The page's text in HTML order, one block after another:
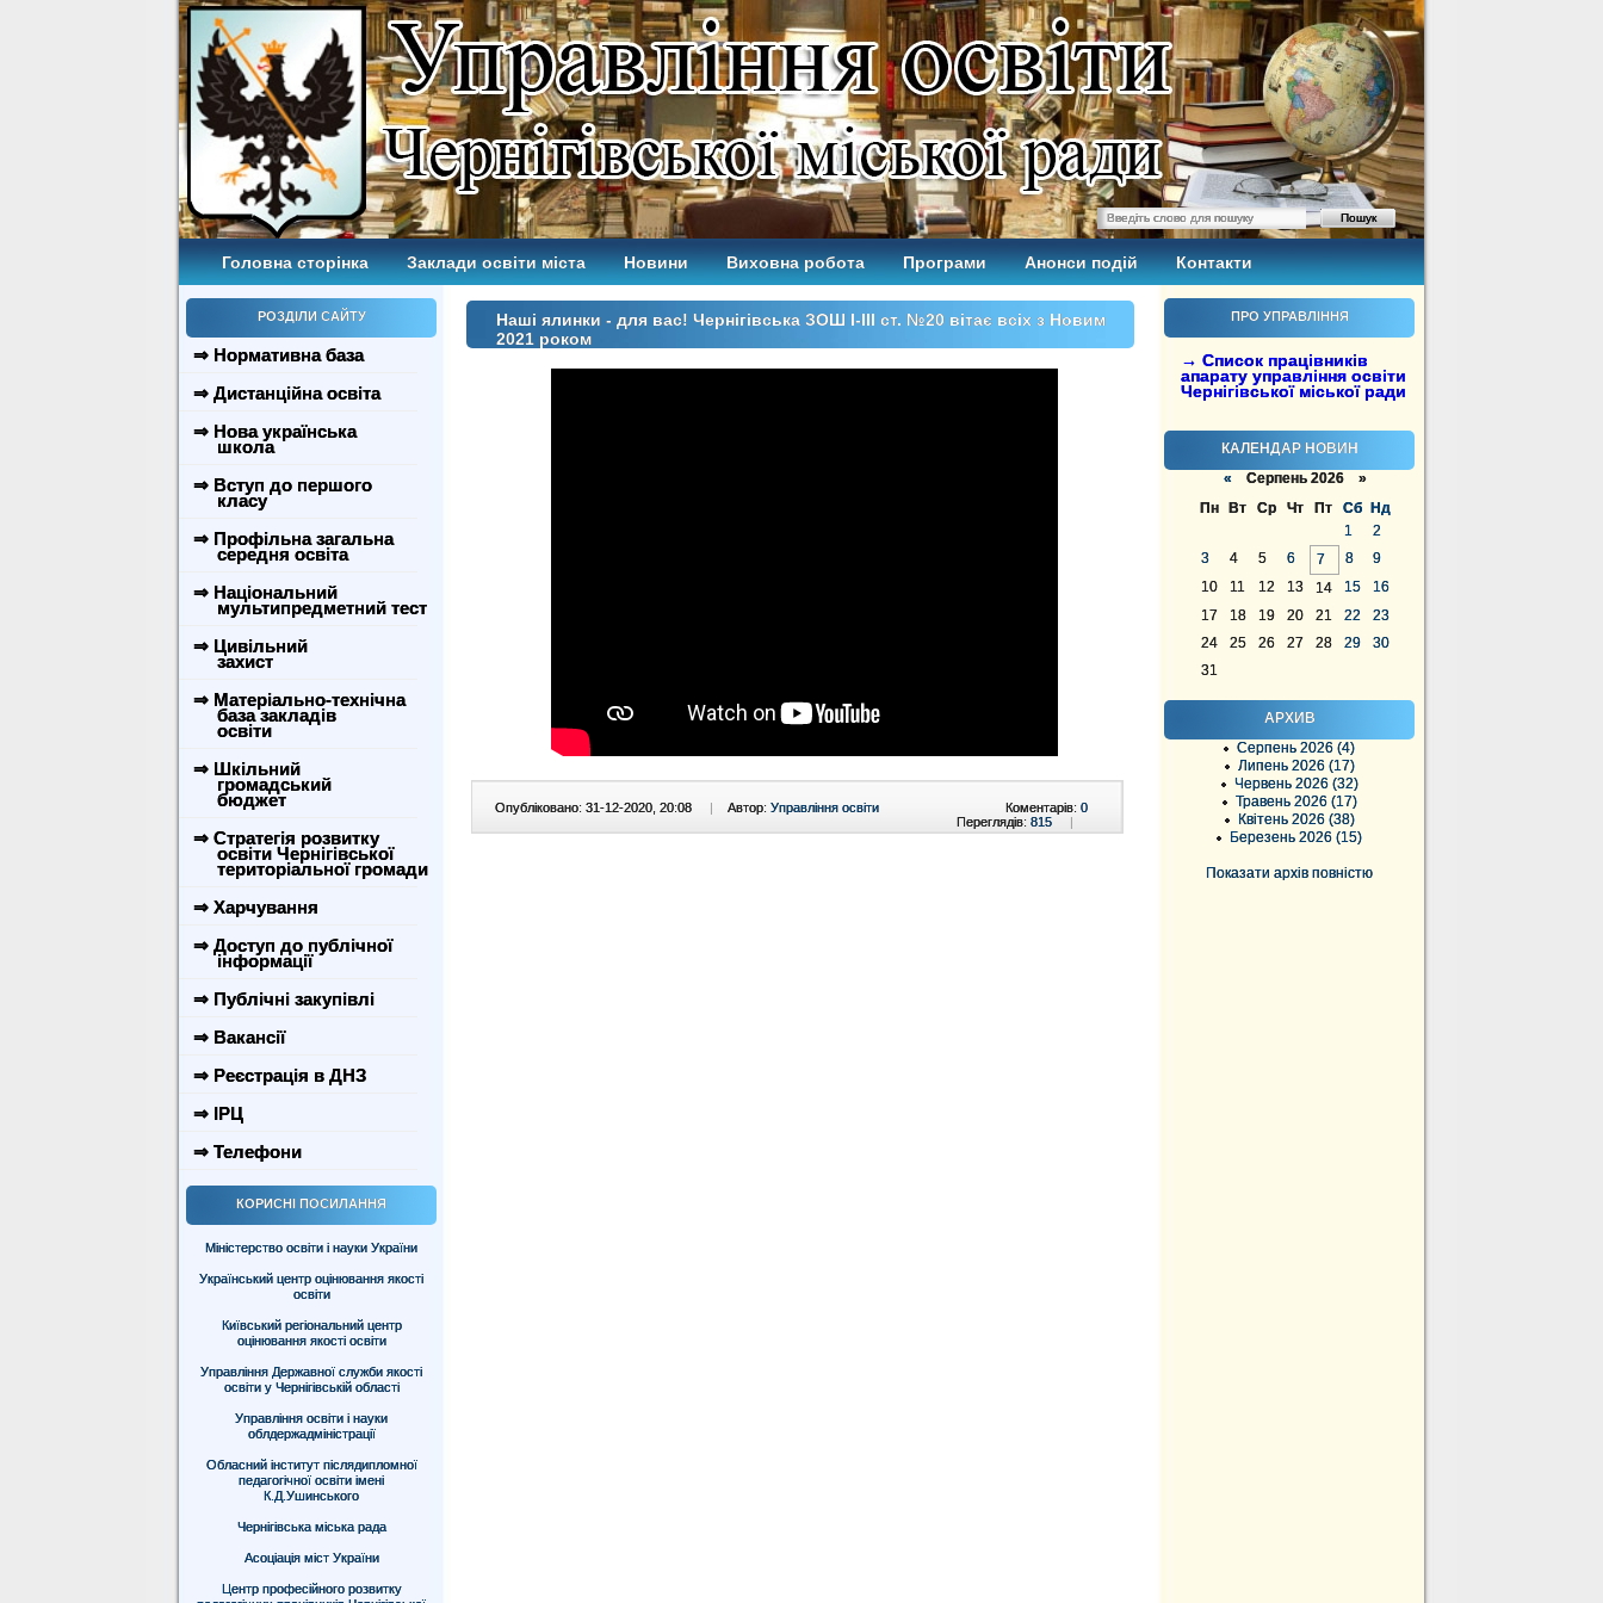
Головна сторінка Заклади освіти міста Новини Виховна робота Програми Анонси подій Контакти
РОЗДІЛИ САЙТУ
⇒ Нормативна база
⇒ Дистанційна освіта
⇒ Нова українська
школа
⇒ Вступ до першого
класу
⇒ Профільна загальна
середня освіта
⇒ Національний
мультипредметний тест
⇒ Цивільний
захист
⇒ Матеріально-технічна
база закладів
освіти
⇒ Шкільний
громадський
бюджет
⇒ Стратегія розвитку
освіти Чернігівської
територіальної громади
⇒ Харчування
⇒ Доступ до публічної
інформації
⇒ Публічні закупівлі
⇒ Вакансії
⇒ Реєстрація в ДНЗ
⇒ ІРЦ
⇒ Телефони
КОРИСНІ ПОСИЛАННЯ
Міністерство освіти і науки України
Український центр оцінювання якості
освіти
Київський регіональний центр
оцінювання якості освіти
Управління Державної служби якості
освіти у Чернігівській області
Управління освіти і науки
облдержадміністрації
Обласний інститут післядипломної
педагогічної освіти імені
К.Д.Ушинського
Чернігівська міська рада
Асоціація міст України
Центр професійного розвитку
ПРО УПРАВЛІННЯ
→ Список працівників
апарату управління освіти
Чернігівської міської ради
КАЛЕНДАР НОВИН
« Серпень 2026 »
Пн
Вт Ср Чт Пт Сб
Нд
1
2
3
4 5 6 7 8
9
10
11 12 13 14 15
16
17
18 19 20 21 22
23
24
25 26 27 28 29
30
31
АРХИВ
Серпень 2026 (4)
Липень 2026 (17)
Червень 2026 (32)
Травень 2026 (17)
Квітень 2026 (38)
Березень 2026 (15)
Показати архів повністю
Наші ялинки - для вас! Чернігівська ЗОШ І-ІІІ ст. №20 вітає всіх з Новим
2021 роком
Опубліковано: 31-12-2020, 20:08 | Автор: Управління освіти Коментарів: 0
Переглядів: 815 |